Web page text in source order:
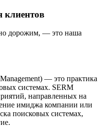
клиентов
дорожим, — это наша
— это практика
системах. SERM
направленных на
имиджа компании или
поисковых системах,